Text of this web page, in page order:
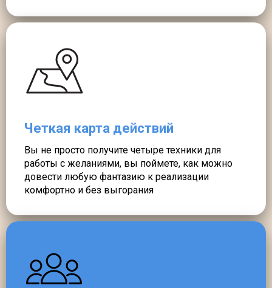
Четкая карта действий
Вы не просто получите четыре техники для
работы с желаниями, вы поймете, как можно
довести любую фантазию к реализации
комфортно и без выгорания